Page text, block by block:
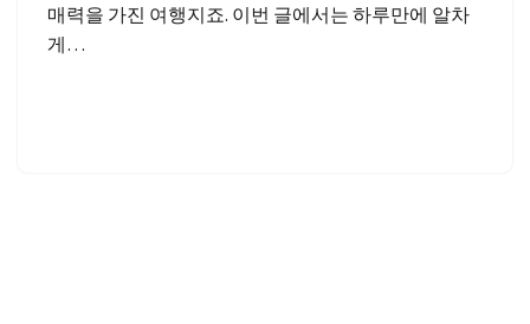
매력을 가진 여행지죠. 이번 글에서는 하루만에 알차
게…